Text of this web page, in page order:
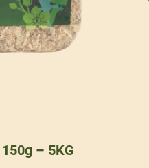
– 5KG